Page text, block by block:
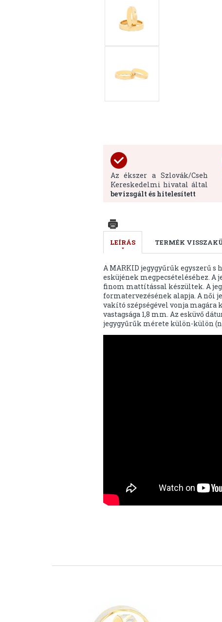
Az ékszer a Szlovák/Cseh
Kereskedelmi hivatal által
bevizsgált és hitelesített
LEÍRÁS TERMÉK
A MARKID jegygyűrűk egyszerű
esküjének megpecsételéséhez. A
finom mattítással készültek. A
formatervezésének alapja. A női
vakító szépségével vonja magára
vastagsága 1,8 mm. Az esküvő
jegygyűrűk mérete külön-külön